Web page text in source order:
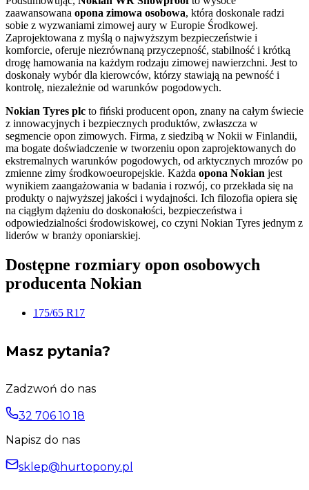
zaawansowana opona zimowa osobowa, która doskonale radzi
sobie z wyzwaniami zimowej aury w Europie Środkowej.
Zaprojektowana z myślą o najwyższym bezpieczeństwie i
komforcie, oferuje niezrównaną przyczepność, stabilność i krótką
drogę hamowania na każdym rodzaju zimowej nawierzchni. Jest to
doskonały wybór dla kierowców, którzy stawiają na pewność i
kontrolę, niezależnie od warunków pogodowych.
Nokian Tyres plc to fiński producent opon, znany na całym świecie
z innowacyjnych i bezpiecznych produktów, zwłaszcza w
segmencie opon zimowych. Firma, z siedzibą w Nokii w Finlandii,
ma bogate doświadczenie w tworzeniu opon zaprojektowanych do
ekstremalnych warunków pogodowych, od arktycznych mrozów po
zmienne zimy środkowoeuropejskie. Każda opona Nokian jest
wynikiem zaangażowania w badania i rozwój, co przekłada się na
produkty o najwyższej jakości i wydajności. Ich filozofia opiera się
na ciągłym dążeniu do doskonałości, bezpieczeństwa i
odpowiedzialności środowiskowej, co czyni Nokian Tyres jednym z
liderów w branży oponiarskiej.
Dostępne rozmiary opon osobowych
producenta Nokian
175/65 R17
Masz pytania?
Zadzwoń do nas
32 706 10 18
Napisz do nas
sklep@hurtopony.pl